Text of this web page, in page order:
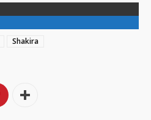
Shakira